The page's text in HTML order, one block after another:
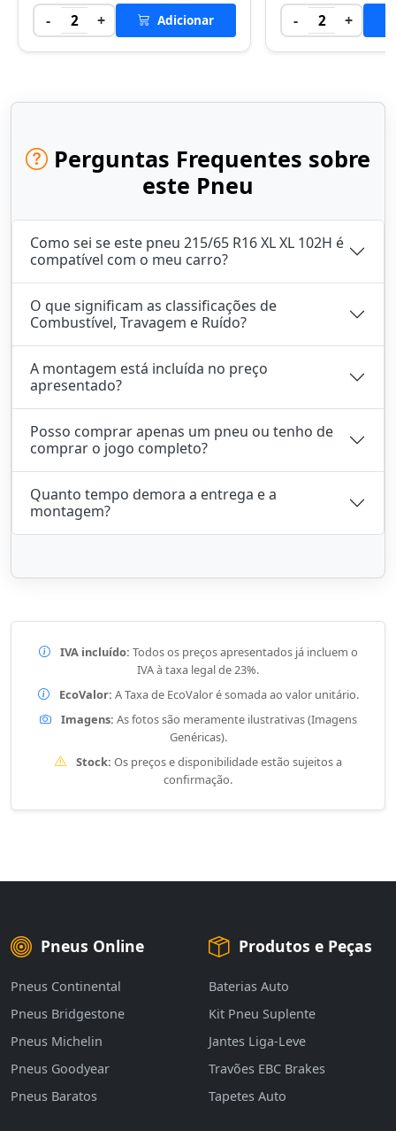
- 2 + Adicionar - 2 +
Perguntas Frequentes sobre
este Pneu
Como sei se este pneu 215/65 R16 XL XL 102H é
compatível com o meu carro?
O que significam as classificações de
Combustível, Travagem e Ruído?
A montagem está incluída no preço
apresentado?
Posso comprar apenas um pneu ou tenho de
comprar o jogo completo?
Quanto tempo demora a entrega e a
montagem?
IVA incluído: Todos os preços apresentados já incluem o
IVA à taxa legal de 23%.
EcoValor: A Taxa de EcoValor é somada ao valor unitário.
Imagens: As fotos são meramente ilustrativas (Imagens
Genéricas).
Stock: Os preços e disponibilidade estão sujeitos a
confirmação.
Pneus Online
Pneus Continental
Pneus Bridgestone
Pneus Michelin
Pneus Goodyear
Pneus Baratos
Produtos e Peças
Baterias Auto
Kit Pneu Suplente
Jantes Liga-Leve
Travões EBC Brakes
Tapetes Auto